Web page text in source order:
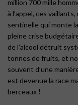
million 700 mille
à l’appel, ces
sentinelle qui monte
pleine crise
de l’alcool détruit
tonnes de fruits, et
souvent d’une
est devenue la race
berceaux !